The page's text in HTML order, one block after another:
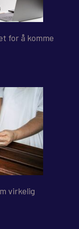
for å komme
virkelig